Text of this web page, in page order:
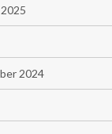
2024